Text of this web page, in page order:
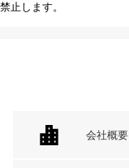
禁止します。
会社概要